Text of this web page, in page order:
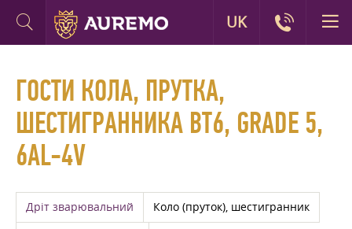
ГОСТИ КОЛА, ПРУТКА,
ШЕСТИГРАННИКА ВТ6, GRADE 5,
6AL-4V
Дріт зварювальний Коло (пруток), шестигранник
UK